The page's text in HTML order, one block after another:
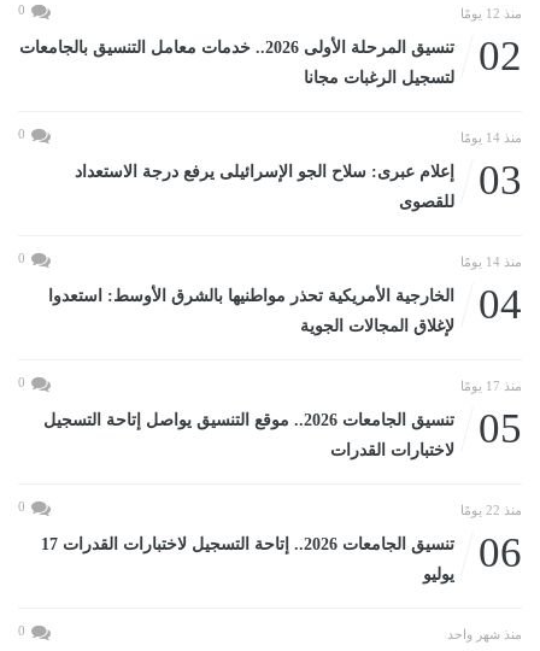
منذ 12 يومًا 0
02
تنسيق المرحلة الأولى 2026.. خدمات معامل التنسيق بالجامعات
لتسجيل الرغبات مجانا
منذ 14 يومًا 0
03
إعلام عبرى: سلاح الجو الإسرائيلى يرفع درجة الاستعداد
للقصوى
منذ 14 يومًا 0
04
الخارجية الأمريكية تحذر مواطنيها بالشرق الأوسط: استعدوا
لإغلاق المجالات الجوية
منذ 17 يومًا 0
05
تنسيق الجامعات 2026.. موقع التنسيق يواصل إتاحة التسجيل
لاختبارات القدرات
منذ 22 يومًا 0
06
تنسيق الجامعات 2026.. إتاحة التسجيل لاختبارات القدرات 17
يوليو
منذ شهر واحد 0